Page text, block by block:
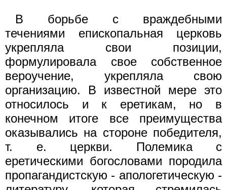
В борьбе с враждебными
течениями епископальная церковь
укрепляла свои позиции,
формулировала свое собственное
вероучение, укрепляла свою
организацию. В известной мере это
относилось и к еретикам, но в
конечном итоге все преимущества
оказывались на стороне победителя,
т. е. церкви. Полемика с
еретическими богословами породила
пропагандистскую - апологетическую -